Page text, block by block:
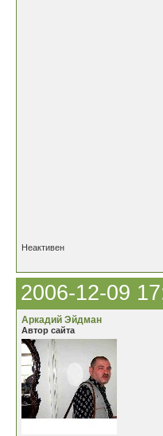
Неактивен
2006-12-09
Аркадий Эйдман
Автор сайта